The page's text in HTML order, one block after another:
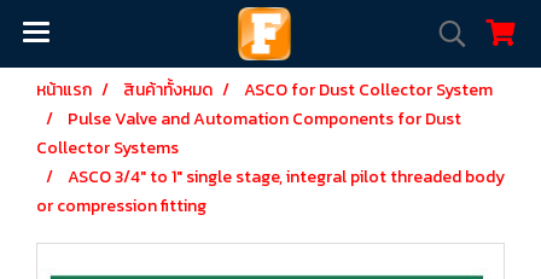
หน้าแรก สินค้าทั้งหมด
ASCO for Dust Collector System
Pulse Valve and Automation Components for Dust
Collector Systems
ASCO 3/4" to 1" single stage, integral pilot threaded body
or compression fitting